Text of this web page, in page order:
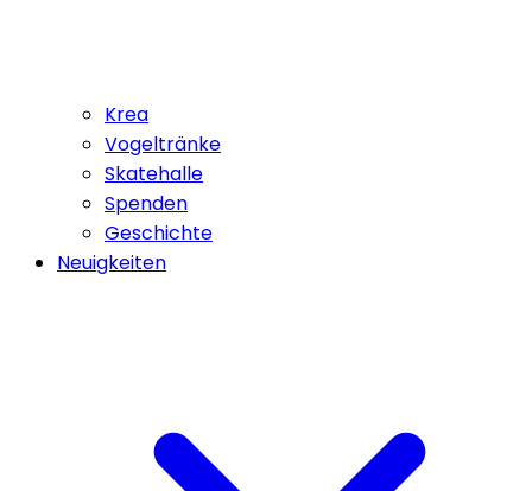
Krea
Vogeltränke
Skatehalle
Spenden
Geschichte
Neuigkeiten